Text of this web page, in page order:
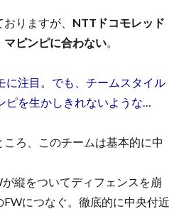
りますが、 NTTドコモレッド
マピンピに合わない
注目。でも、チームスタイル
を生かしきれないような…
ろ、このチームは基本的に中
縦をついてディフェンスを崩
につなぐ。徹底的に中央付近